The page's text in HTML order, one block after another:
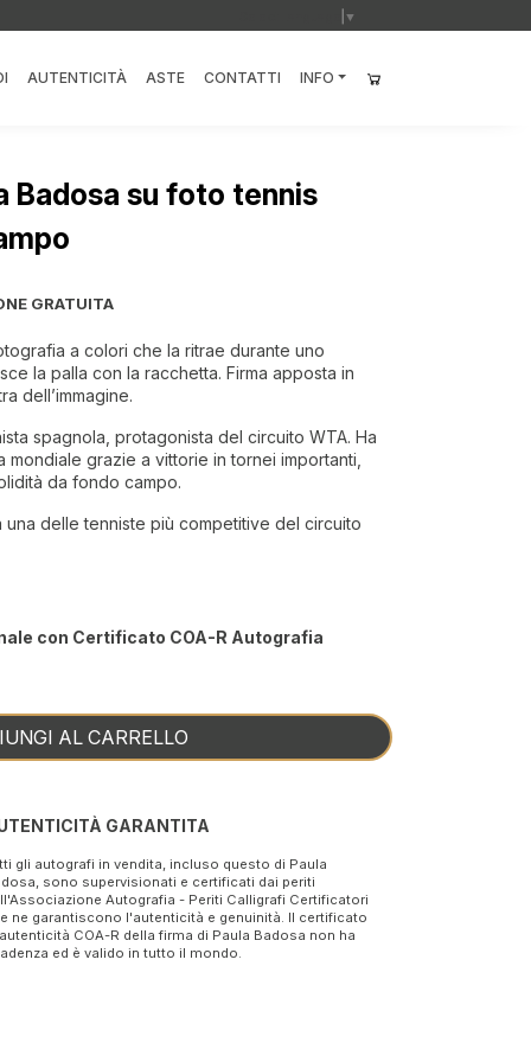
▼
AUTENTICITÀ ASTE CONTATTI INFO
Badosa su foto tennis
GRATUITA
a colori che la ritrae durante uno
la palla con la racchetta. Firma apposta in
dell’immagine.
spagnola, protagonista del circuito WTA. Ha
grazie a vittorie in tornei importanti,
da fondo campo.
delle tenniste più competitive del circuito
con Certificato COA-R Autografia
AL CARRELLO
GARANTITA
gli autografi in vendita, incluso questo di Paula
sono supervisionati e certificati dai periti
Autografia - Periti Calligrafi Certificatori
ne garantiscono l'autenticità e genuinità. Il certificato
COA-R della firma di Paula Badosa non ha
ed è valido in tutto il mondo.